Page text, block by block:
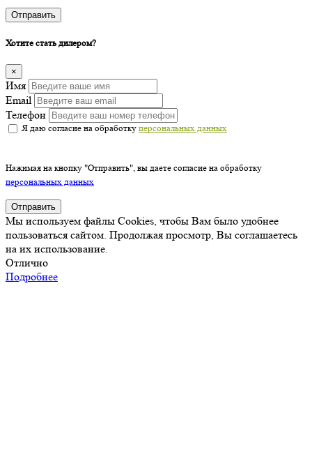
Отправить
Хотите стать дилером?
×
Имя
Email
Телефон
Я даю согласие на обработку персональных данных
Нажимая на кнопку "Отправить", вы даете согласие на обработку
персональных данных
Отправить
Мы используем файлы Cookies, чтобы Вам было удобнее
пользоваться сайтом. Продолжая просмотр, Вы соглашаетесь
на их использование.
Отлично
Подробнее